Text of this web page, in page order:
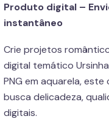
Produto digital –
instantâneo
Crie projetos
digital temático
PNG em aquarela,
busca delicadeza,
digitais.